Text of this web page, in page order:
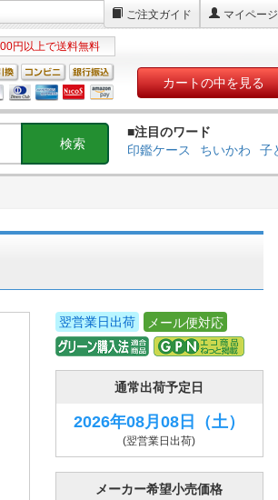
ご注文ガイド マイページ
円以上で送料無料
カートの中を見る
■注目のワード
印鑑ケース
ちいかわ 子
翌営業日出荷 メール便対応
通常出荷予定日
2026年08月08日 （土）
(翌営業日出荷)
メーカー希望小売価格